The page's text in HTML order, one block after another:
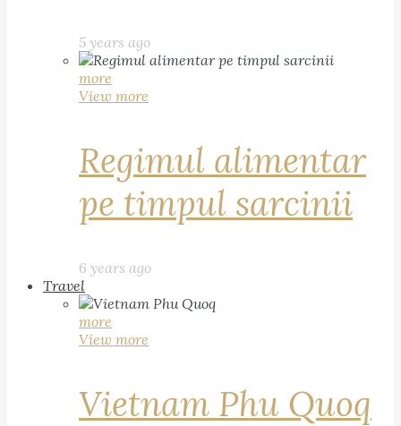
5 years ago
more
View more
Regimul alimentar
pe timpul sarcinii
6 years ago
Travel
more
View more
Vietnam Phu Quoq